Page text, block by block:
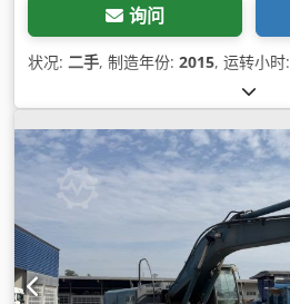
询问
状况: 二手, 制造年份: 2015, 运转小时: